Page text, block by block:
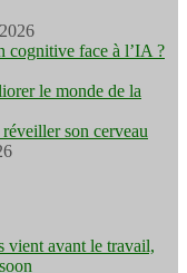
cognitive face à l’IA ?
le monde de la
son cerveau
vient avant le travail,